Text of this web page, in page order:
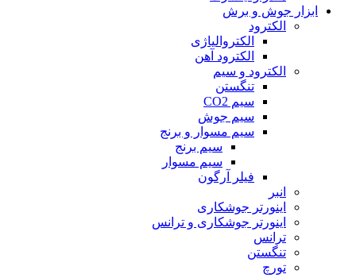
ابزار جوش و برش
الکترود
الکتروالیاژی
الکترود آهن
الکترود و سیم
تنگستن
سیم CO2
سیم جوش
سیم مسوار و برنج
سیم برنج
سیم مسوار
فیلر آرگون
انبر
اینورتر جوشکاری
اینورتر جوشکاری و ترانس
ترانس
تنگستن
تورچ